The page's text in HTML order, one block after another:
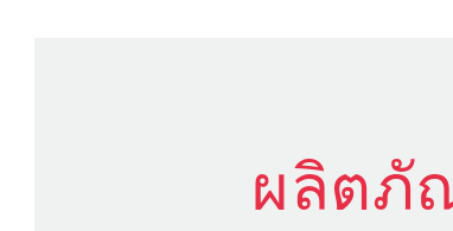
ผลิตภั